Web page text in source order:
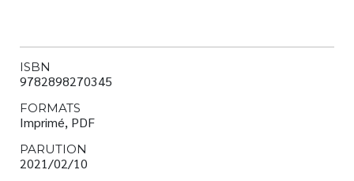
ISBN
9782898270345
FORMATS
Imprimé, PDF
PARUTION
2021/02/10